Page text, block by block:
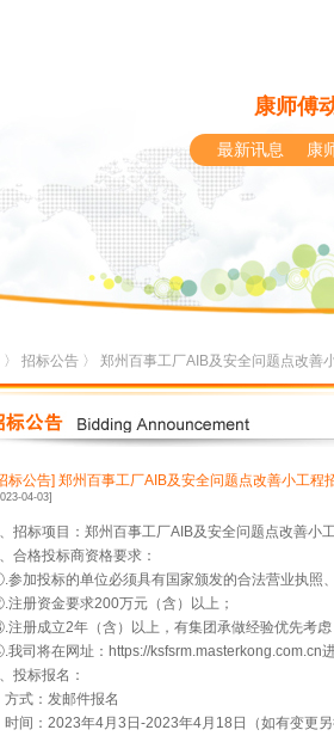
康师傅
最新讯息 康
〉 招标公告 〉 郑州百事工厂AIB及安全问题点改善
标公告] 郑州百事工厂AIB及安全问题点改善小工程
04-03]
招标项目：郑州百事工厂AIB及安全问题点改善小
合格投标商资格要求：
加投标的单位必须具有国家颁发的合法营业执照
注册资金要求200万元（含）以上；
册成立2年（含）以上，有集团承做经验优先考虑
司将在网址：https://ksfsrm.masterkong.com.cn进
投标报名：
式：发邮件报名
间：2023年4月3日-2023年4月18日（如有变更另